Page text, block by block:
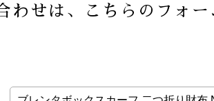
わせは、こちらのフォー